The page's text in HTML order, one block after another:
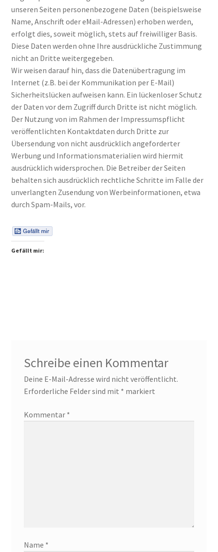
unseren Seiten personenbezogene Daten (beispielsweise
Name, Anschrift oder eMail-Adressen) erhoben werden,
erfolgt dies, soweit möglich, stets auf freiwilliger Basis.
Diese Daten werden ohne Ihre ausdrückliche Zustimmung
nicht an Dritte weitergegeben.
Wir weisen darauf hin, dass die Datenübertragung im
Internet (z.B. bei der Kommunikation per E-Mail)
Sicherheitslücken aufweisen kann. Ein lückenloser Schutz
der Daten vor dem Zugriff durch Dritte ist nicht möglich.
Der Nutzung von im Rahmen der Impressumspflicht
veröffentlichten Kontaktdaten durch Dritte zur
Übersendung von nicht ausdrücklich angeforderter
Werbung und Informationsmaterialien wird hiermit
ausdrücklich widersprochen. Die Betreiber der Seiten
behalten sich ausdrücklich rechtliche Schritte im Falle der
unverlangten Zusendung von Werbeinformationen, etwa
durch Spam-Mails, vor.
Gefällt mir:
Schreibe einen Kommentar
Deine E-Mail-Adresse wird nicht veröffentlicht.
Erforderliche Felder sind mit * markiert
Kommentar *
Name *